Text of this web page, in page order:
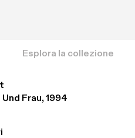
Esplora la collezione
Frau, 1994